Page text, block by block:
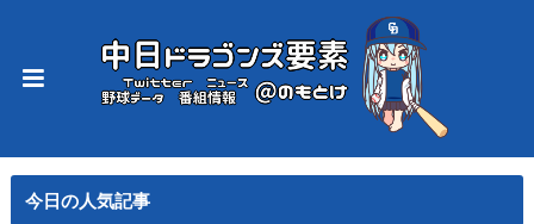
今日の人気記事